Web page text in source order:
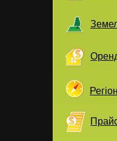
Регіон